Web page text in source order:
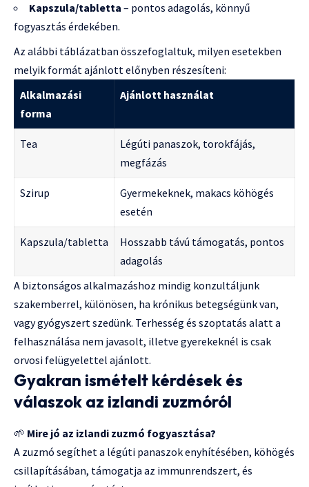
Kapszula/tabletta – pontos adagolás, könnyű
fogyasztás érdekében.
Az alábbi táblázatban összefoglaltuk, milyen esetekben
melyik formát ajánlott előnyben részesíteni:
Alkalmazási
forma
Ajánlott használat
Tea
Légúti panaszok, torokfájás,
megfázás
Szirup
Gyermekeknek, makacs köhögés
esetén
Kapszula/tabletta
Hosszabb távú támogatás, pontos
adagolás
A biztonságos alkalmazáshoz mindig konzultáljunk
szakemberrel, különösen, ha krónikus betegségünk van,
vagy gyógyszert szedünk. Terhesség és szoptatás alatt a
felhasználása nem javasolt, illetve gyerekeknél is csak
orvosi felügyelettel ajánlott.
Gyakran ismételt kérdések és
válaszok az izlandi zuzmóról
🌱 Mire jó az izlandi zuzmó fogyasztása?
A zuzmó segíthet a légúti panaszok enyhítésében, köhögés
csillapításában, támogatja az immunrendszert, és